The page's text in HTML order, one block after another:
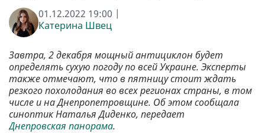
01.12.2022 19:00 |
Катерина Швец
Завтра, 2 декабря мощный антициклон будет
определять сухую погоду по всей Украине. Эксперты
также отмечают, что в пятницу стоит ждать
резкого похолодания во всех регионах страны, в том
числе и на Днепропетровщине. Об этом сообщала
синоптик Наталья Диденко, передает
Днепровская панорама.